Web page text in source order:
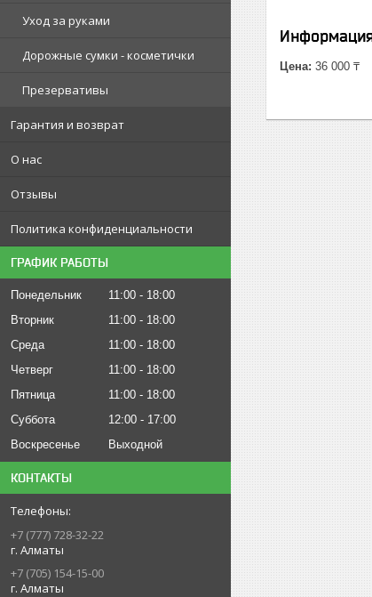
Уход за руками
Дорожные сумки - косметички
Презервативы
Гарантия и возврат
О нас
Отзывы
Политика конфиденциальности
ГРАФИК РАБОТЫ
Понедельник 11:00
18:00
Вторник
11:00
18:00
Среда
11:00
18:00
Четверг
11:00
18:00
Пятница
11:00
18:00
Суббота
12:00
17:00
Воскресенье
Выходной
КОНТАКТЫ
+7 (777) 728-32-22
г. Алматы
+7 (705) 154-15-00
г. Алматы
Цена: 36 000 ₸